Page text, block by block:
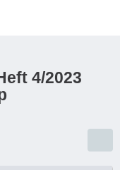
4/2023